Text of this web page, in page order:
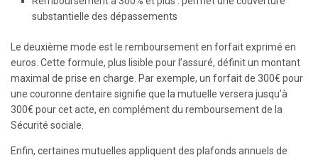
substantielle des dépassements
Le deuxième mode est le remboursement en forfait exprimé en
euros. Cette formule, plus lisible pour l’assuré, définit un montant
maximal de prise en charge. Par exemple, un forfait de 300€ pour
une couronne dentaire signifie que la mutuelle versera jusqu’à
300€ pour cet acte, en complément du remboursement de la
Sécurité sociale.
Enfin, certaines mutuelles appliquent des plafonds annuels de